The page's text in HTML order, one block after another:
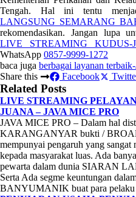
Tengah. Hal ini tentu
LANGSUNG SEMARANG
rekomendasikan. Jangan lupa
LIVE STREAMING KUDUS-
WhatsApp 0857-9999-1272
baca juga berbagai layanan
Share this
Facebook
Related Posts
LIVE STREAMING
JUANA – JAVA MICE PRO
JAVA MICE PRO – Dalam hal
KARANGANYAR bukti /
mempunyai pengaruh yang
kepada masyarakat luas. Ada
pewarta dalam dunia SIARAN
Serta Ada segme keuntungan
BANYUMANIK buat para